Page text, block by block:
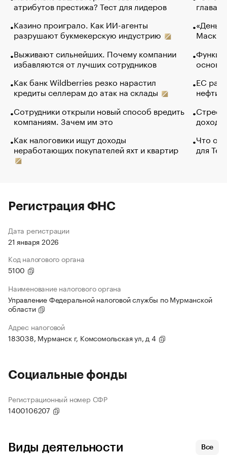
атрибутов престижа? Тест для лидеров
Казино проиграло. Как ИИ-агенты
разрушают букмекерскую индустрию
Выживают сильнейших. Почему компании
избавляются от лучших сотрудников
Как банк Wildberries резко нарастил
кредиты селлерам до атак на склады
Сотрудники открыли новый способ вредить
компаниям. Зачем им это
Как налоговики ищут доходы
неработающих покупателей яхт и квартир
глава
Маск в
основ
ЕС
нефти
Что
для
Регистрация ФНС
Дата регистрации
21 января 2026
Код налогового органа
5100
Наименование налогового органа
Управление Федеральной налоговой службы по Мурманской
области
Адрес налоговой
183038, Мурманск г, Комсомольская ул, д 4
Социальные фонды
Регистрационный номер СФР
1400106207
Виды деятельности Все